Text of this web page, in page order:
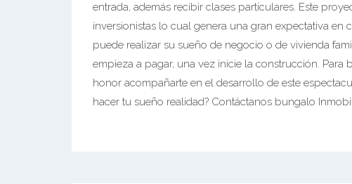
entrada, además recibir clases particulares. Este
inversionistas lo cual genera una gran expectativa en
puede realizar su sueño de negocio o de vivienda
empieza a pagar, una vez inicie la construcción.
honor acompañarte en el desarrollo de este
hacer tu sueño realidad? Contáctanos bungalo